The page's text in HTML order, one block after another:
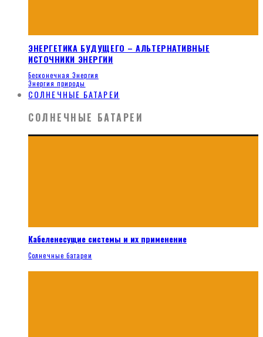
ЭНЕРГЕТИКА БУДУЩЕГО – АЛЬТЕРНАТИВНЫЕ
ИСТОЧНИКИ ЭНЕРГИИ
Бесконечная Энергия
Энергия природы
СОЛНЕЧНЫЕ БАТАРЕИ
СОЛНЕЧНЫЕ БАТАРЕИ
Кабеленесущие системы и их применение
Солнечные батареи